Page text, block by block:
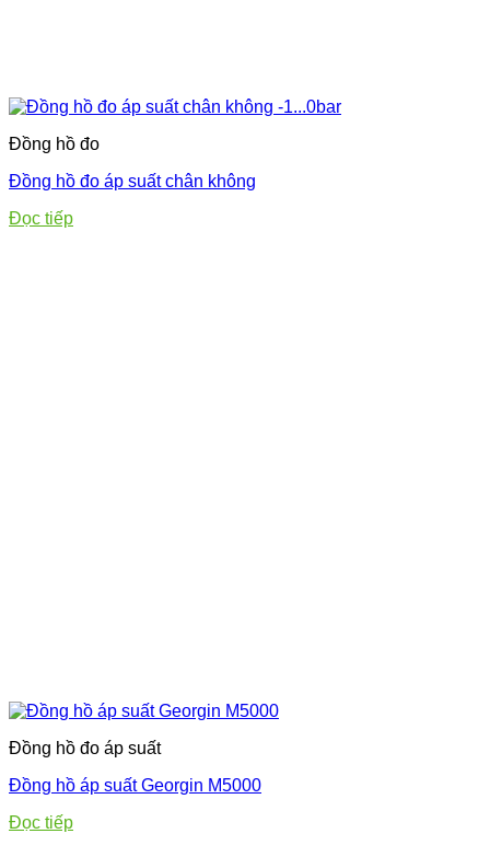
Đồng hồ đo
Đồng hồ đo áp suất chân không
Đọc tiếp
Đồng hồ đo áp suất
Đồng hồ áp suất Georgin M5000
Đọc tiếp